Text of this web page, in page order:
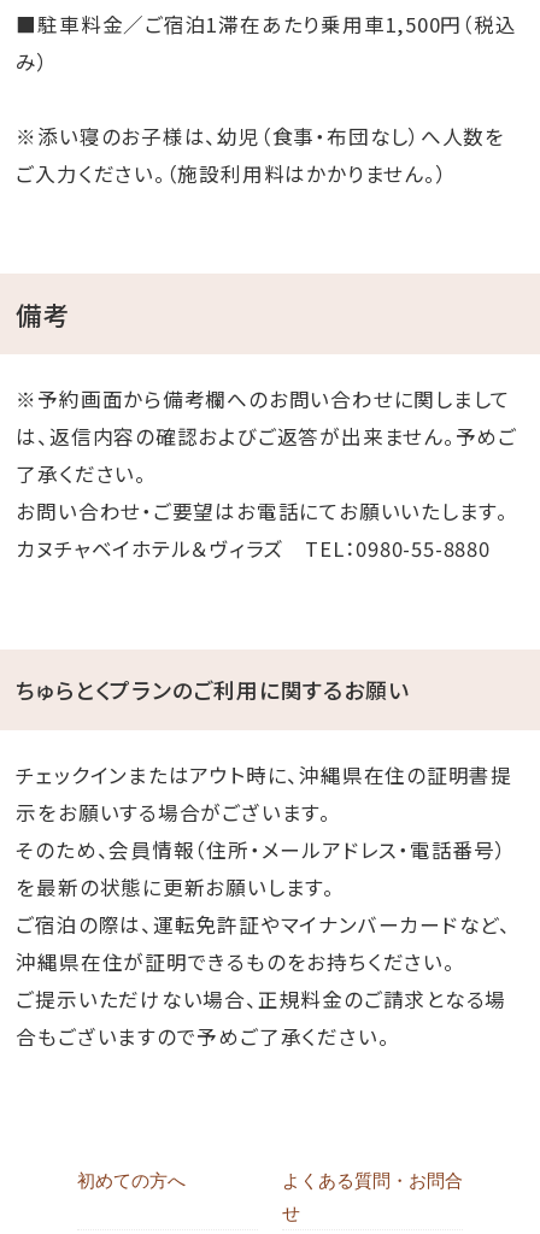
■駐車料金／ご宿泊1滞在あたり乗用車1,500円（税込
み）
※添い寝のお子様は、幼児（食事・布団なし）へ人数を
ご入力ください。（施設利用料はかかりません。）
備考
※予約画面から備考欄へのお問い合わせに関しまして
は、返信内容の確認およびご返答が出来ません。予めご
了承ください。
お問い合わせ・ご要望はお電話にてお願いいたします。
カヌチャベイホテル＆ヴィラズ TEL：0980-55-8880
ちゅらとくプランのご利用に関するお願い
チェックインまたはアウト時に、沖縄県在住の証明書提
示をお願いする場合がございます。
そのため、会員情報（住所・メールアドレス・電話番号）
を最新の状態に更新お願いします。
ご宿泊の際は、運転免許証やマイナンバーカードなど、
沖縄県在住が証明できるものをお持ちください。
ご提示いただけない場合、正規料金のご請求となる場
合もございますので予めご了承ください。
初めての方へ
よくある質問・お問合
せ